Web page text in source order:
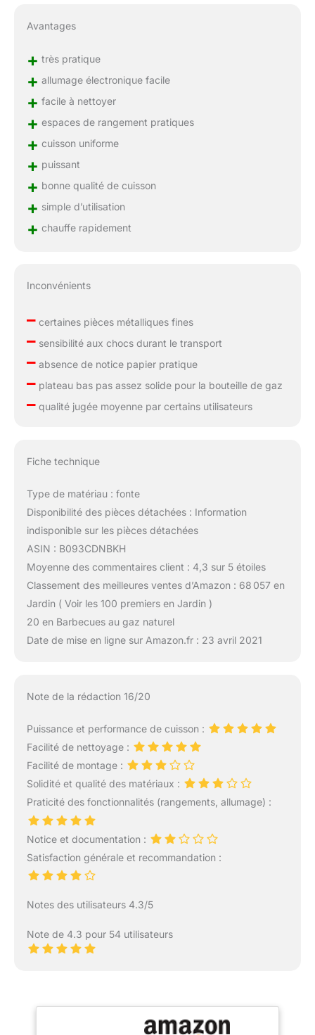
Avantages
+ très pratique
+ allumage électronique facile
+ facile à nettoyer
+ espaces de rangement pratiques
+ cuisson uniforme
+ puissant
+ bonne qualité de cuisson
+ simple d’utilisation
+ chauffe rapidement
Inconvénients
–certaines pièces métalliques fines
–sensibilité aux chocs durant le transport
–absence de notice papier pratique
–plateau bas pas assez solide pour la bouteille de gaz
–qualité jugée moyenne par certains utilisateurs
Fiche technique
Type de matériau : fonte
Disponibilité des pièces détachées : Information
indisponible sur les pièces détachées
ASIN : B093CDNBKH
Moyenne des commentaires client : 4,3 sur 5 étoiles
Classement des meilleures ventes d’Amazon : 68 057 en
Jardin ( Voir les 100 premiers en Jardin )
20 en Barbecues au gaz naturel
Date de mise en ligne sur Amazon.fr : 23 avril 2021
Note de la rédaction 16/20
Puissance et performance de cuisson :
Facilité de nettoyage :
Facilité de montage :
Solidité et qualité des matériaux :
Praticité des fonctionnalités (rangements, allumage) :
Notice et documentation :
Satisfaction générale et recommandation :
Notes des utilisateurs 4.3/5
Note de 4.3 pour 54 utilisateurs